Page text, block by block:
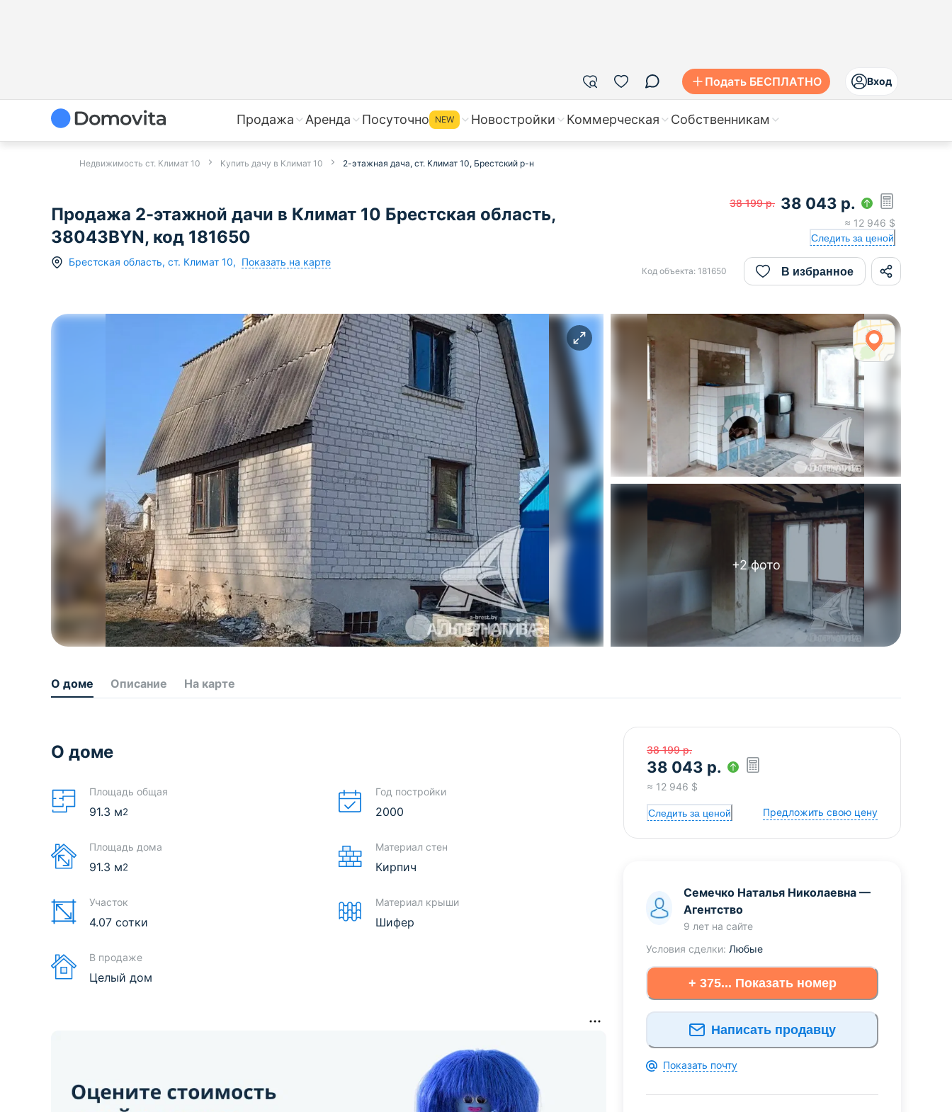
Подать БЕСПЛАТНО Вход
Продажа Аренда Посуточно NEW Новостройки Коммерческая Собственникам
Недвижимость ст. Климат 10 Купить дачу в Климат 10 2-этажная дача, ст. Климат 10, Брестский р-н
Продажа 2-этажной дачи в Климат 10 Брестская область,
38043BYN, код 181650
Брестская область, ст. Климат 10, Показать на карте
38 199 р. 38 043 р.
≈ 12 946 $
Следить за ценой
Код объекта: 181650 В избранное
+2фото
О доме Описание На карте
О доме
Площадь общая
91.3 м2
Площадь дома
91.3 м2
Участок
4.07 сотки
В продаже
Целый дом
Год постройки
2000
Материал стен
Кирпич
Материал крыши
Шифер
38 199 р.
38 043 р.
≈ 12 946 $
Следить за ценой Предложить свою цену
Семечко Наталья Николаевна —
Агентство
9 лет на сайте
Условия сделки: Любые
+ 375... Показать номер
Написать продавцу
Показать почту